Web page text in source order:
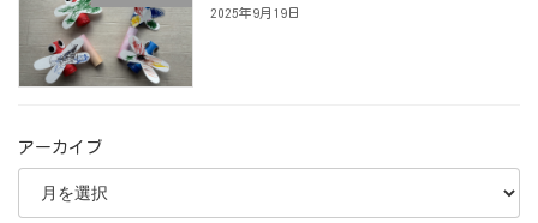
2025年9月19日
アーカイブ